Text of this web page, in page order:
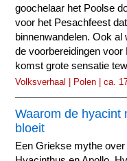
goochelaar het Poolse
voor het Pesachfeest
binnenwandelen. Ook
de voorbereidingen
komst grote sensatie
Volksverhaal | Polen | ca.
Waarom de hyacint
bloeit
Een Griekse mythe